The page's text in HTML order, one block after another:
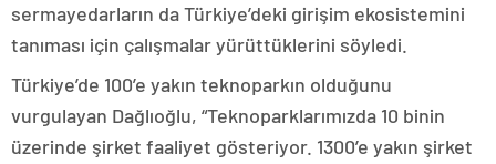
sermayedarların da Türkiye’deki girişim ekosistemini
tanıması için çalışmalar yürüttüklerini söyledi.
Türkiye’de 100’e yakın teknoparkın olduğunu
vurgulayan Dağlıoğlu, “Teknoparklarımızda 10 binin
üzerinde şirket faaliyet gösteriyor. 1300’e yakın şirket